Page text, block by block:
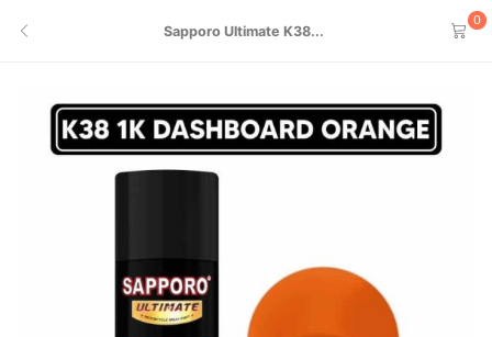
Sapporo Ultimate K38...
0